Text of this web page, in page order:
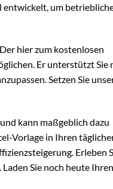
entwickelt, um
hier zum kostenlosen
Er unterstützt Sie
Setzen Sie
kann maßgeblich dazu
Vorlage in Ihren
Erleben
Sie noch heute Ihren